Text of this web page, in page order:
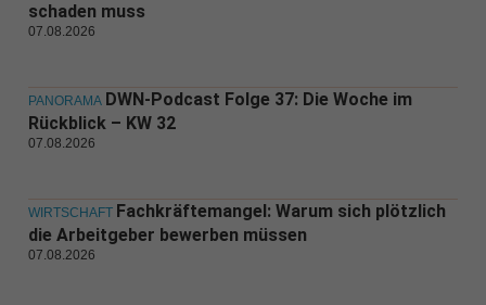
schaden muss
07.08.2026
PANORAMA DWN-Podcast Folge 37: Die Woche im
Rückblick – KW 32
07.08.2026
WIRTSCHAFT Fachkräftemangel: Warum sich plötzlich
die Arbeitgeber bewerben müssen
07.08.2026